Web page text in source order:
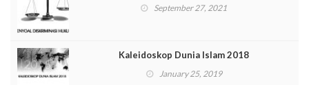
September 27, 2021
Kaleidoskop Dunia Islam 2018
January 25, 2019